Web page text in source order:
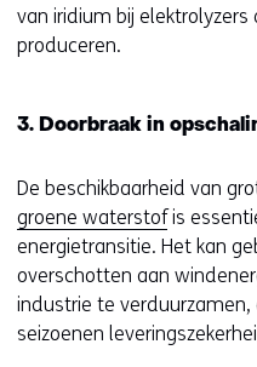
i
e
w
v
e
n
s
t
van iridium bij
produceren.
3. Doorbraak in
De beschikbaarheid van
groene waterstofis
energietransitie. Het kan
overschotten aan
industrie te
seizoenen